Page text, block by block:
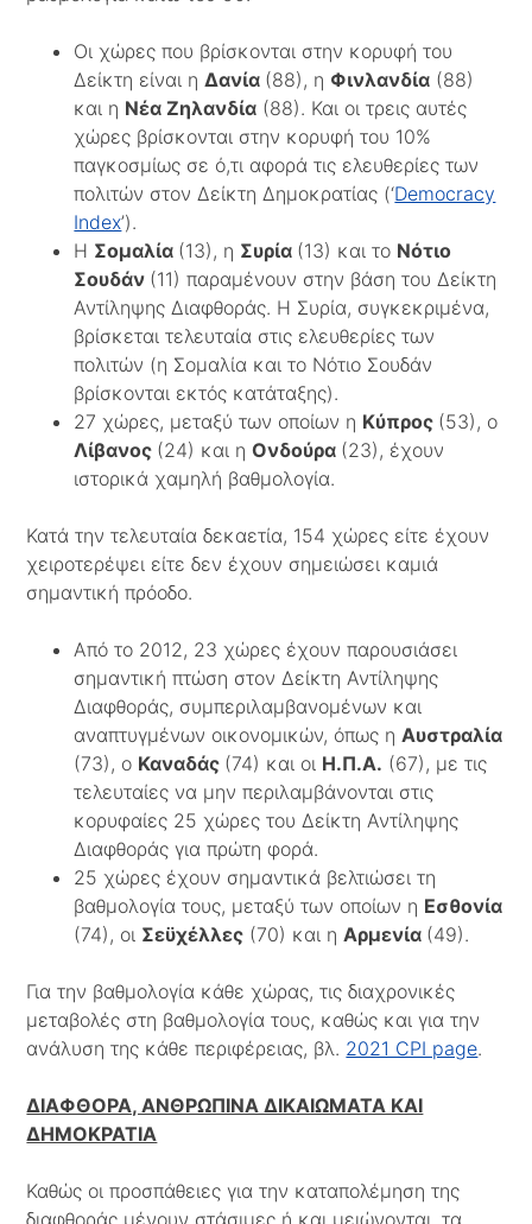
Οι χώρες που βρίσκονται στην κορυφή του
Δείκτη είναι η Δανία (88), η Φινλανδία (88)
και η Νέα Ζηλανδία (88). Και οι τρεις αυτές
χώρες βρίσκονται στην κορυφή του 10%
παγκοσμίως σε ό,τι αφορά τις ελευθερίες των
πολιτών στον Δείκτη Δημοκρατίας (‘Democracy
Index’).
Η Σομαλία (13), η Συρία (13) και το Νότιο
Σουδάν (11) παραμένουν στην βάση του Δείκτη
Αντίληψης Διαφθοράς. Η Συρία, συγκεκριμένα,
βρίσκεται τελευταία στις ελευθερίες των
πολιτών (η Σομαλία και το Νότιο Σουδάν
βρίσκονται εκτός κατάταξης).
27 χώρες, μεταξύ των οποίων η Κύπρος (53), ο
Λίβανος (24) και ηΟνδούρα (23), έχουν
ιστορικά χαμηλή βαθμολογία.
Κατά την τελευταία δεκαετία, 154 χώρες είτε έχουν
χειροτερέψει είτε δεν έχουν σημειώσει καμιά
σημαντική πρόοδο.
Από το 2012, 23 χώρες έχουν παρουσιάσει
σημαντική πτώση στον Δείκτη Αντίληψης
Διαφθοράς, συμπεριλαμβανομένων και
αναπτυγμένων οικονομικών, όπως η Αυστραλία
(73), ο Καναδάς (74) και οι Η.Π.Α. (67), με τις
τελευταίες να μην περιλαμβάνονται στις
κορυφαίες 25 χώρες του Δείκτη Αντίληψης
Διαφθοράς για πρώτη φορά.
25 χώρες έχουν σημαντικά βελτιώσει τη
βαθμολογία τους, μεταξύ των οποίων η Εσθονία
(74), οι Σεϋχέλλες (70) και η Αρμενία (49).
Για την βαθμολογία κάθε χώρας, τις διαχρονικές
μεταβολές στη βαθμολογία τους, καθώς και για την
ανάλυση της κάθε περιφέρειας, βλ. 2021 CPI page.
ΔΙΑΦΘΟΡΑ, ΑΝΘΡΩΠΙΝΑ ΔΙΚΑΙΩΜΑΤΑ ΚΑΙ
ΔΗΜΟΚΡΑΤΙΑ
Καθώς οι προσπάθειες για την καταπολέμηση της
διαφθοράς μένουν στάσιμες ή και μειώνονται, τα